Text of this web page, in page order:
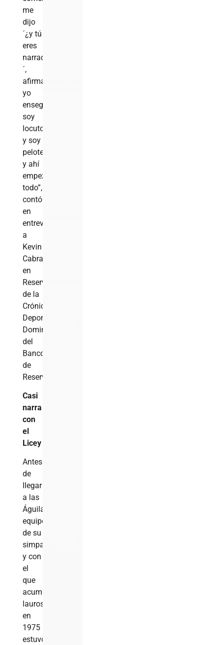
me
dijo
´¿y tú
eres
narrador?
´,
afirmando
yo
enseguida,
soy
locutor
y soy
pelotero
y ahí
empezó
todo”,
contó
en
entrevista
a
Kevin
Cabral
en
Reservas
de la
Crónica
Deportiva
Dominicana
del
Banco
de
Reservas.
Casi
narra
con
el
Licey
Antes
de
llegar
a las
Águilas,
equipo
de su
simpatía
y con
el
que
acumuló
lauros,
en
1975
estuvo